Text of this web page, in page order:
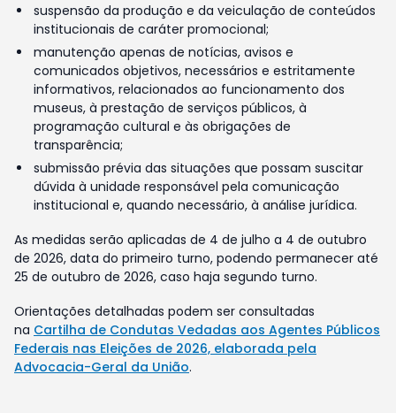
suspensão da produção e da veiculação de conteúdos
institucionais de caráter promocional;
manutenção apenas de notícias, avisos e
comunicados objetivos, necessários e estritamente
informativos, relacionados ao funcionamento dos
museus, à prestação de serviços públicos, à
programação cultural e às obrigações de
transparência;
submissão prévia das situações que possam suscitar
dúvida à unidade responsável pela comunicação
institucional e, quando necessário, à análise jurídica.
As medidas serão aplicadas de 4 de julho a 4 de outubro
de 2026, data do primeiro turno, podendo permanecer até
25 de outubro de 2026, caso haja segundo turno.
Orientações detalhadas podem ser consultadas
na Cartilha de Condutas Vedadas aos Agentes Públicos
Federais nas Eleições de 2026, elaborada pela
Advocacia-Geral da União.